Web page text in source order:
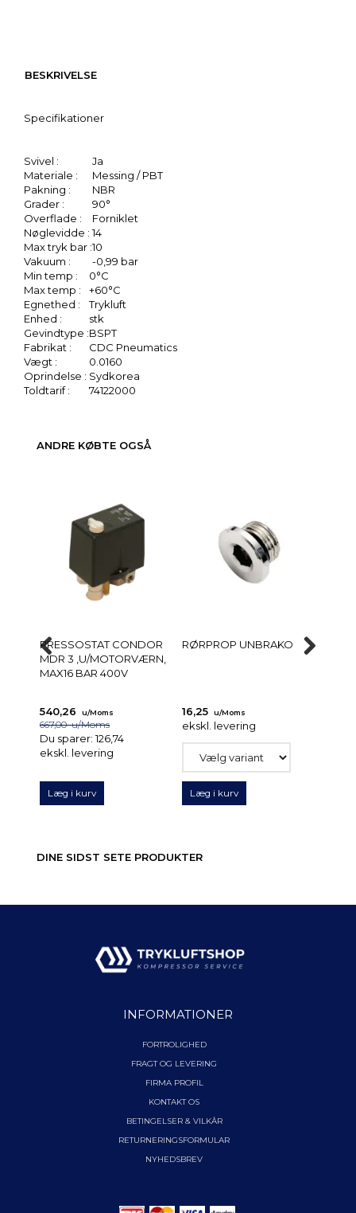
BESKRIVELSE
Specifikationer
Svivel :
Ja
Materiale :
Messing / PBT
Pakning :
NBR
Grader :
90°
Overflade :
Forniklet
Nøglevidde : 14
Max tryk bar :10
Vakuum :
-0,99 bar
Min temp :
0°C
Max temp :
+60°C
Egnethed :
Trykluft
Enhed :
stk
Gevindtype :BSPT
Fabrikat :
CDC Pneumatics
Vægt :
0.0160
Oprindelse : Sydkorea
Toldtarif :
74122000
ANDRE KØBTE OGSÅ
PRESSOSTAT CONDOR
MDR 3 ,U/MOTORVÆRN,
MAX16 BAR 400V
540,26 u/Moms
667,00u/Moms
Du sparer:126,74
ekskl. levering
Læg i kurv
RØRPROP UNBRAKO
16,25 u/Moms
ekskl. levering
Læg i kurv
DINE SIDST SETE PRODUKTER
INFORMATIONER
FORTROLIGHED
FRAGT OG LEVERING
FIRMA PROFIL
KONTAKT OS
BETINGELSER & VILKÅR
RETURNERINGSFORMULAR
NYHEDSBREV